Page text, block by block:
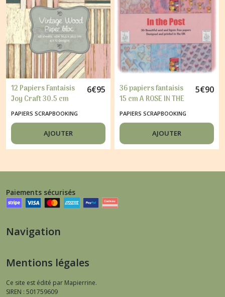
12 Papiers Fantaisis
Joy Craft 30.5 cm
VINTAGE WOOD
6€95
PAPIERS SCRAPBOOKING
AJOUTER
36 papiers fantaisis
15 cm A ROSE IN THE
POST
5€90
PAPIERS SCRAPBOOKING
AJOUTER
Paiements sécurisés
Navigation
Mentions légales
Ce site est édité par Mapierrine.
SIREN : 501759609